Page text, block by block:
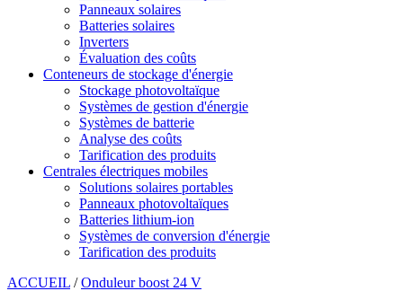
Panneaux solaires
Batteries solaires
Inverters
Évaluation des coûts
Conteneurs de stockage d'énergie
Stockage photovoltaïque
Systèmes de gestion d'énergie
Systèmes de batterie
Analyse des coûts
Tarification des produits
Centrales électriques mobiles
Solutions solaires portables
Panneaux photovoltaïques
Batteries lithium-ion
Systèmes de conversion d'énergie
Tarification des produits
ACCUEIL /Onduleur boost 24 V